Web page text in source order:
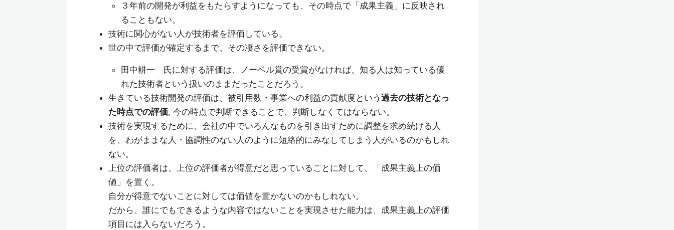
３年前の開発が利益をもたらすようになっても、その時点で「成果主義」に反映され
ることもない。
技術に関心がない人が技術者を評価している。
世の中で評価が確定するまで、その凄さを評価できない。
田中耕一 氏に対する評価は、ノーベル賞の受賞がなければ、知る人は知っている優
れた技術者という扱いのままだったことだろう。
生きている技術開発の評価は、被引用数・事業への利益の貢献度という 過去の技術となっ
た時点での評価, 今の時点で判断できることで、判断しなくてはならない。
技術を実現するために、会社の中でいろんなものを引き出すために調整を求め続ける人
を、わがままな人・協調性のない人のように短絡的にみなしてしまう人がいるのかもしれ
ない。
上位の評価者は、上位の評価者が得意だと思っていることに対して、「成果主義上の価
値」を置く。
自分が得意でないことに対しては価値を置かないのかもしれない。
だから、誰にでもできるような内容ではないことを実現させた能力は、成果主義上の評価
項目には入らないだろう。